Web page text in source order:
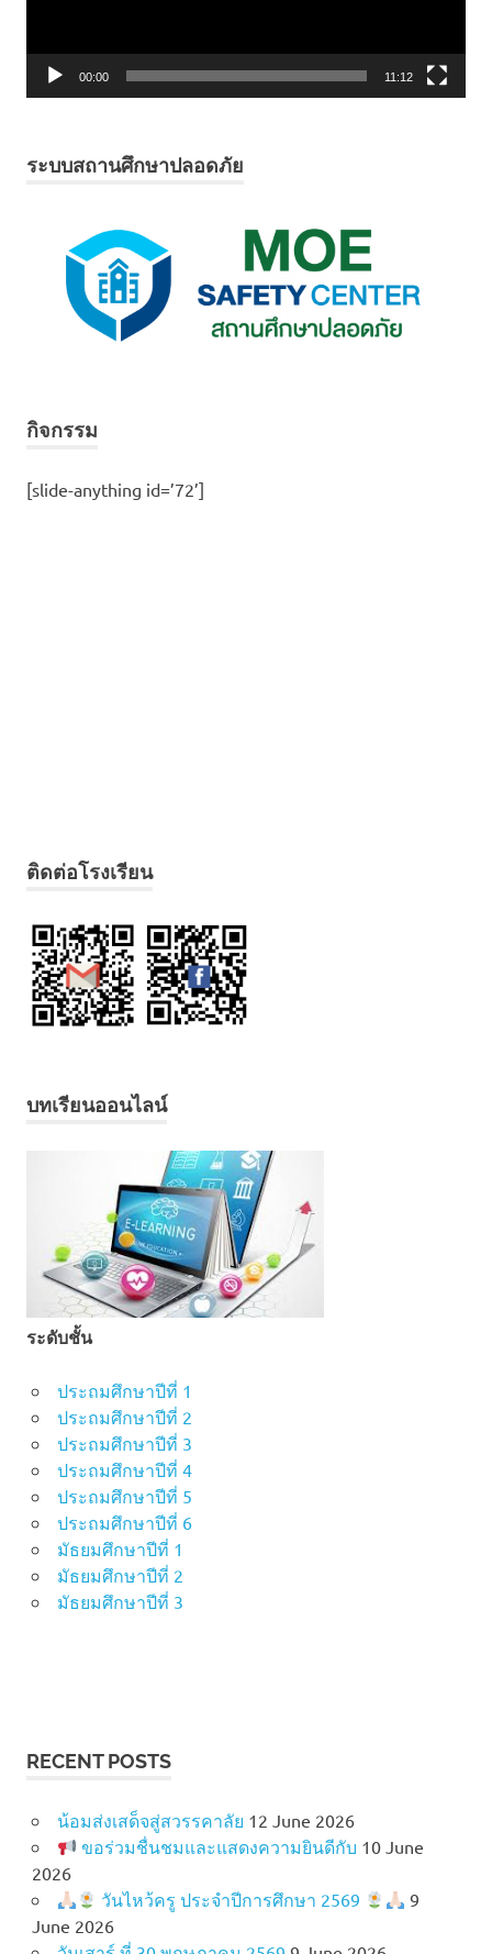
00:00 11:12
ระบบสถานศึกษาปลอดภัย
กิจกรรม
[slide-anything id=’72’]
ติดต่อโรงเรียน
บทเรียนออนไลน์
ระดับชั้น
ประถมศึกษาปีที่ 1
ประถมศึกษาปีที่ 2
ประถมศึกษาปีที่ 3
ประถมศึกษาปีที่ 4
ประถมศึกษาปีที่ 5
ประถมศึกษาปีที่ 6
มัธยมศึกษาปีที่ 1
มัธยมศึกษาปีที่ 2
มัธยมศึกษาปีที่ 3
RECENT POSTS
น้อมส่งเสด็จสู่สวรรคาลัย 12 June 2026
ขอร่วมชื่นชมและแสดงความยินดีกับ 10 June
2026
วันไหว้ครู ประจำปีการศึกษา 2569
9
June 2026